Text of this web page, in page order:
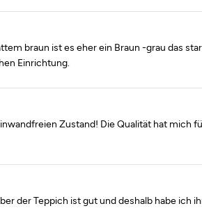
braun ist es eher ein Braun -grau das
Einrichtung.
Zustand! Die Qualität hat mich
der Teppich ist gut und deshalb habe ich